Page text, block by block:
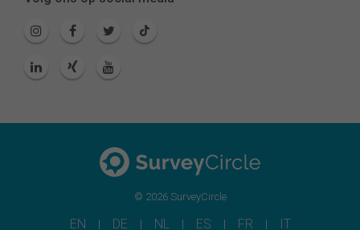
© 2026 SurveyCircle
EN DE NL ES FR IT